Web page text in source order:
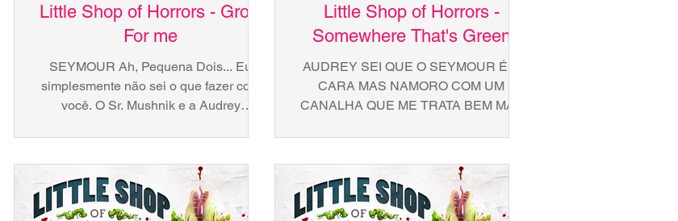
Little Shop of Horrors - Grow
For me
SEYMOUR Ah, Pequena Dois... Eu
simplesmente não sei o que fazer com
você. O Sr. Mushnik e a Audrey
Little Shop of Horrors -
Somewhere That's Green
AUDREY SEI QUE O SEYMOUR É O
CARA MAS NAMORO COM UM
CANALHA QUE ME TRATA BEM MAL